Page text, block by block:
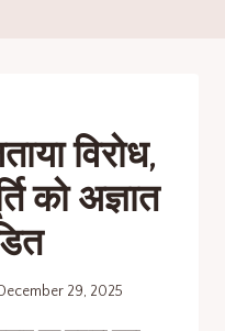
विरोध,
को अज्ञात
29, 2025